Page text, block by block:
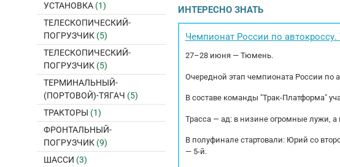
Объем двигателя, см3:
ИНТЕРЕСНО ЗНАТЬ
Чемпионат России по
27–28 июня — Тюмень.
Очередной этап чемпионата России по
В составе команды "Трак-Платформа"
Трасса — ад: в низине огромные лужи,
В полуфинале стартовали: Юрий со
— 5-й.
УСТАНОВКА (1)
ТЕЛЕСКОПИЧЕСКИЙ-
ПОГРУЗЧИК (5)
ТЕЛЕСКОПИЧЕСКИЙ-
ПОГРУЗЧИК (5)
ТЕРМИНАЛЬНЫЙ-
(ПОРТОВОЙ)-ТЯГАЧ (5)
ТРАКТОРЫ (1)
ФРОНТАЛЬНЫЙ-
ПОГРУЗЧИК (9)
ШАССИ (3)